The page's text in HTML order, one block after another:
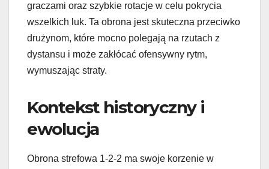
graczami oraz szybkie rotacje w celu pokrycia
wszelkich luk. Ta obrona jest skuteczna przeciwko
drużynom, które mocno polegają na rzutach z
dystansu i może zakłócać ofensywny rytm,
wymuszając straty.
Kontekst historyczny i
ewolucja
Obrona strefowa 1-2-2 ma swoje korzenie w